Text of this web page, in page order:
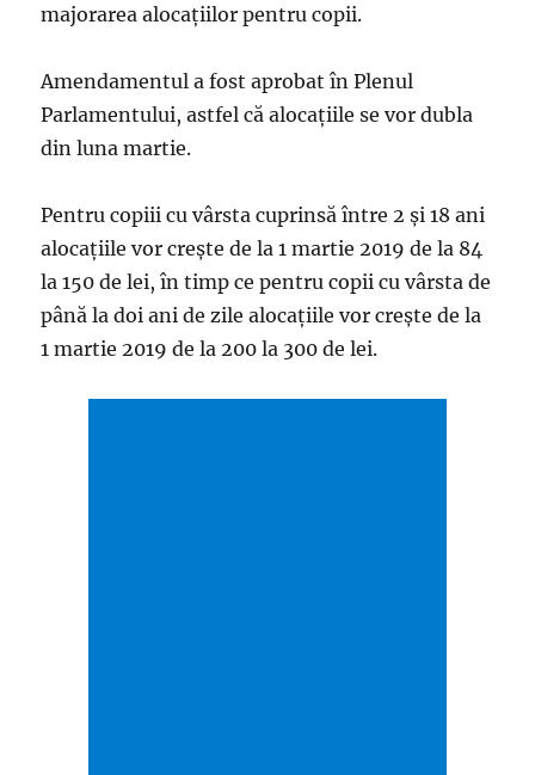
majorarea alocațiilor pentru copii.
Amendamentul a fost aprobat în Plenul
Parlamentului, astfel că alocațiile se vor dubla
din luna martie.
Pentru copiii cu vârsta cuprinsă între 2 și 18 ani
alocațiile vor crește de la 1 martie 2019 de la 84
la 150 de lei, în timp ce pentru copii cu vârsta de
până la doi ani de zile alocațiile vor crește de la
1 martie 2019 de la 200 la 300 de lei.